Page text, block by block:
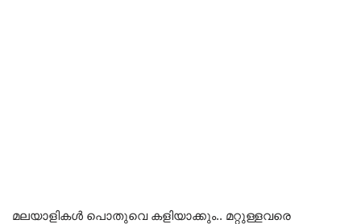
മലയാളികൾ പൊതുവെ കളിയാക്കും.. മറ്റുള്ളവരെ